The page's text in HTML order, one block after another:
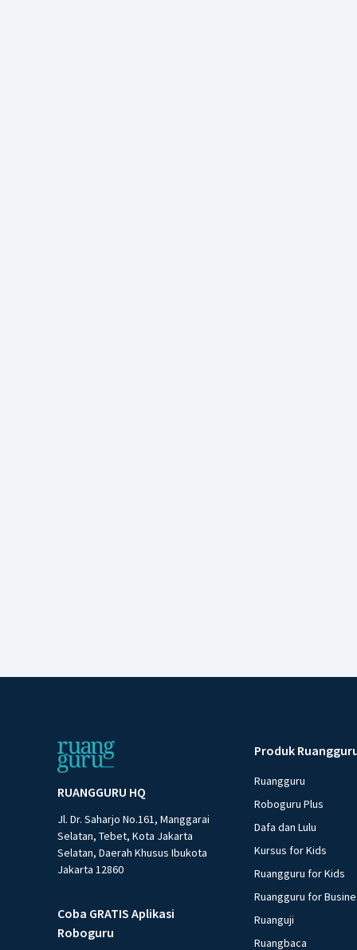
RUANGGURU HQ
Jl. Dr. Saharjo No.161, Manggarai
Selatan, Tebet, Kota Jakarta
Selatan, Daerah Khusus Ibukota
Jakarta 12860
Coba GRATIS Aplikasi
Roboguru
Produk
Ruangguru
Roboguru Plus
Dafa dan Lulu
Kursus for Kids
Ruangguru for Kids
Ruangguru for
Ruanguji
Ruangbaca